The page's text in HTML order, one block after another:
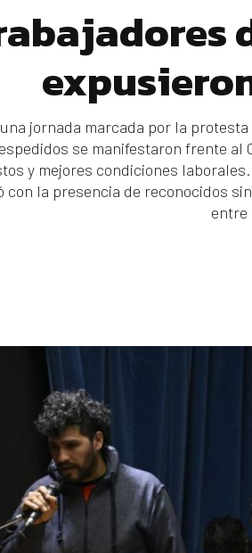
jornada marcada por la
se manifestaron frente al
y mejores condiciones
con la presencia de reconocidos
entre